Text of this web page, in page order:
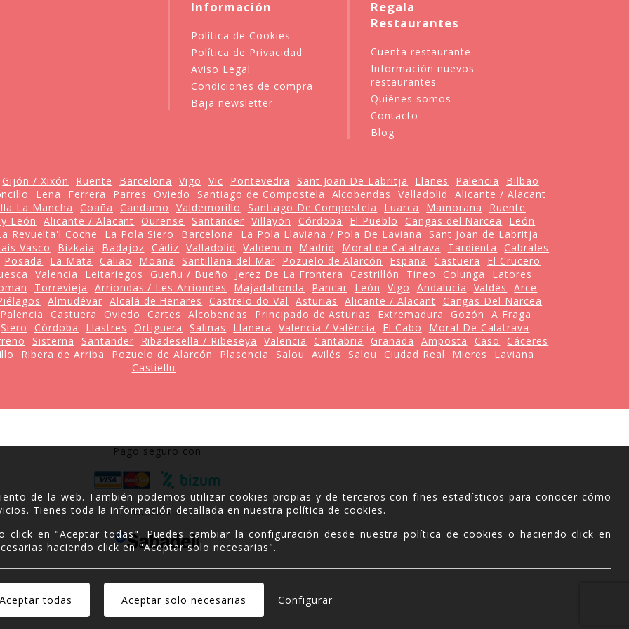
Información
Política de Cookies
Política de Privacidad
Aviso Legal
Condiciones de compra
Baja newsletter
Regala
Restaurantes
Cuenta restaurante
Información nuevos
restaurantes
Quiénes somos
Contacto
Blog
Gijón / Xixón Ruente Barcelona Vigo Vic Pontevedra Sant Joan De Labritja Llanes Palencia
Bilbao
Lena Ferrera Parres Oviedo Santiago de Compostela Alcobendas Valladolid
Alicante / Alacant
La Mancha
Coaña Candamo Valdemorillo Santiago De Compostela Luarca Mamorana
Ruente
León
Alicante / Alacant Ourense Santander Villayón Córdoba El Pueblo Cangas del Narcea
León
Revuelta'l Coche
La Pola Siero Barcelona La Pola Llaviana / Pola De Laviana
Sant Joan de Labritja
Vasco
Bizkaia Badajoz Cádiz Valladolid Valdencin Madrid Moral de Calatrava Tardienta
Cabrales
Posada
La Mata Caliao Moaña Santillana del Mar Pozuelo de Alarcón España Castuera
El Crucero
Valencia Leitariegos Gueñu / Bueño Jerez De La Frontera Castrillón Tineo Colunga
Latores
Torrevieja Arriondas / Les Arriondes Majadahonda Pancar León Vigo Andalucía Valdés
Arce
Almudévar Alcalá de Henares Castrelo do Val Asturias Alicante / Alacant
Cangas Del Narcea
Palencia
Castuera Oviedo Cartes Alcobendas Principado de Asturias Extremadura Gozón
A Fraga
Siero
Córdoba Llastres Ortiguera Salinas Llanera Valencia / València El Cabo
Moral De Calatrava
Sisterna Santander Ribadesella / Ribeseya Valencia Cantabria Granada Amposta Caso
Cáceres
Ribera de Arriba Pozuelo de Alarcón Plasencia Salou Avilés Salou Ciudad Real Mieres
Laviana
Castiellu
Pago seguro con
Gracias a
de la web. También podemos utilizar cookies propias y de terceros con fines estadísticos para conocer cómo
Tienes toda la información detallada en nuestra política de cookies.
click en "Aceptar todas". Puedes cambiar la configuración desde nuestra política de cookies o haciendo click en
haciendo click en "Aceptar solo necesarias".
Configurar